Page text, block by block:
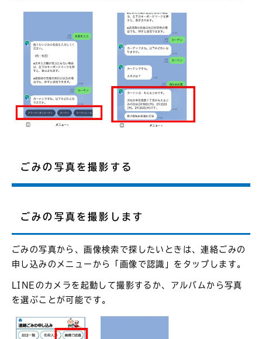
ごみの写真を撮影する
ごみの写真を撮影します
ごみの写真から、画像検索で探したいときは、連絡ごみの
申し込みのメニューから「画像で認識」をタップします。
LINEのカメラを起動して撮影するか、アルバムから写真
を選ぶことが可能です。